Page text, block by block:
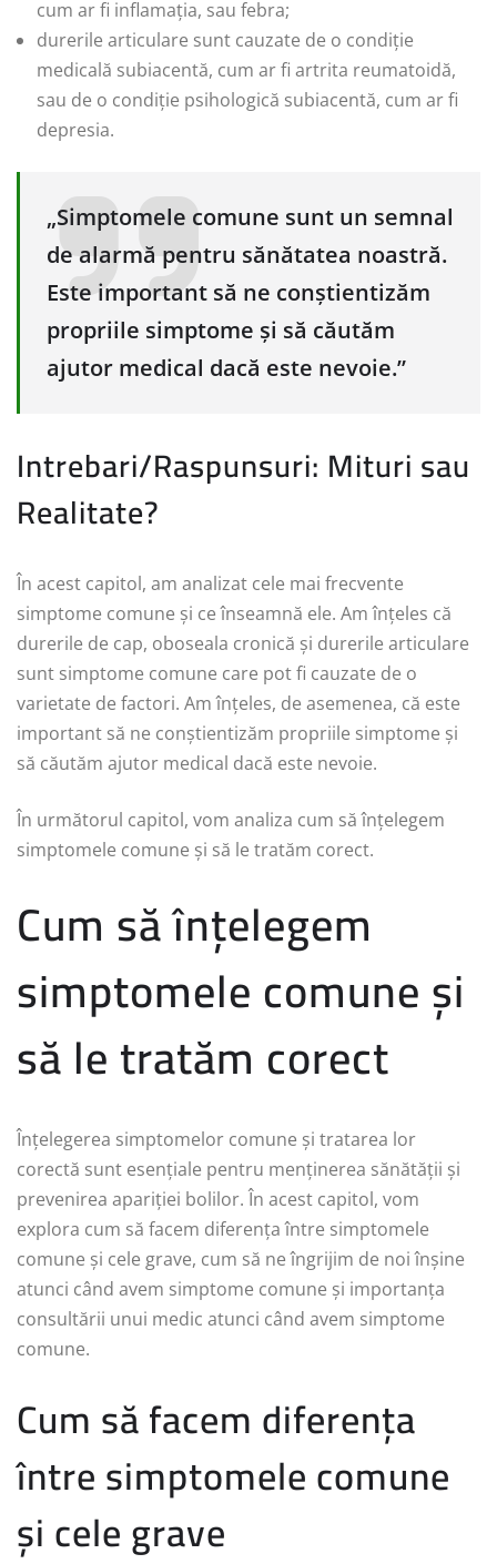
cum ar fi inflamația, sau febra;
durerile articulare sunt cauzate de o condiție
medicală subiacentă, cum ar fi artrita reumatoidă,
sau de o condiție psihologică subiacentă, cum ar fi
depresia.
„Simptomele comune sunt un semnal
de alarmă pentru sănătatea noastră.
Este important să ne conștientizăm
propriile simptome și să căutăm
ajutor medical dacă este nevoie.”
Intrebari/Raspunsuri: Mituri sau
Realitate?
În acest capitol, am analizat cele mai frecvente
simptome comune și ce înseamnă ele. Am înțeles că
durerile de cap, oboseala cronică și durerile articulare
sunt simptome comune care pot fi cauzate de o
varietate de factori. Am înțeles, de asemenea, că este
important să ne conștientizăm propriile simptome și
să căutăm ajutor medical dacă este nevoie.
În următorul capitol, vom analiza cum să înțelegem
simptomele comune și să le tratăm corect.
Cum să înțelegem
simptomele comune și
să le tratăm corect
Înțelegerea simptomelor comune și tratarea lor
corectă sunt esențiale pentru menținerea sănătății și
prevenirea apariției bolilor. În acest capitol, vom
explora cum să facem diferența între simptomele
comune și cele grave, cum să ne îngrijim de noi înșine
atunci când avem simptome comune și importanța
consultării unui medic atunci când avem simptome
comune.
Cum să facem diferența
între simptomele comune
și cele grave